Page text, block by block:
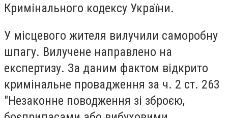
Кримінального кодексу України.
У місцевого жителя вилучили саморобну
шпагу. Вилучене направлено на
експертизу. За даним фактом відкрито
кримінальне провадження за ч. 2 ст. 263
"Незаконне поводження зі зброєю,